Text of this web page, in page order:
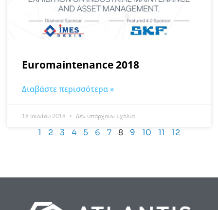
Euromaintenance 2018
Διαβάστε περισσότερα »
18 Ιουνίου 2018 Δεν υπάρχουν Σχόλια
1 2 3 4 5 6 7 8 9 10 11 12